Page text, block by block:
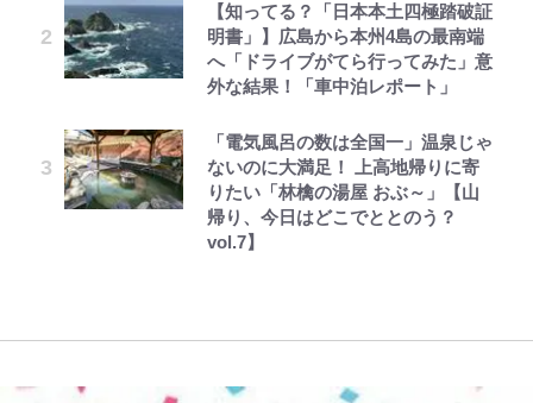
【知ってる？「日本本土四極踏破証
明書」】広島から本州4島の最南端
へ「ドライブがてら行ってみた」意
外な結果！「車中泊レポート」
「電気風呂の数は全国一」温泉じゃ
ないのに大満足！ 上高地帰りに寄
りたい「林檎の湯屋 おぶ～」【山
帰り、今日はどこでととのう？
vol.7】
10万針以上の密度で再現された“め
ぐみん刺繍ワークシャツ”にファン
も感動
弾」がスタート！まさかの人気アイ
テムに称賛続々「豪華すぎる！」
が明かす夫・片岡愛之助との関係
性…互いに一番のお客さんで刺激を
もらう存在
戦…少年隊の分岐点と60代で挑む
映画監督作『僕は瞳に恋してる』
レビュー『仮面家族』悠木シュン・
著
で、もふもふ従者(聖獣)とおにぎり
を握る 第53話(1)
公式-ヒロインが来る前に妊娠しま
が、どうやら違うようです~ 第1話
でっかい男になりたいゾ
「愛が足りない」不満を漏らしてい
た過去も
黒木啓司が妻・宮崎麗果にDV報
た“異変”…削除していたラブラブ
投稿
｢知念さんを煽ってたのと同じ
人？｣鹿島・鈴木優磨、大逆転勝利
後の“超・優等生インタビュー”が
話題！｢試合中とのギャップw｣｢礼
｢最後の1枚…ワルぃゎ〜｣鈴木優磨
が激勝翌日に写真12枚投稿→渾身
の“煽りショット”に興奮！｢最後の
1枚までの壮大なフリ｣｢知念くんの